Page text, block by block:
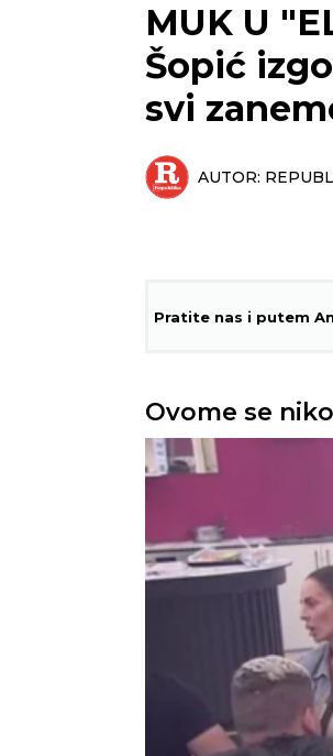
MUK U
Šopić
svi
AUTOR:
Pratite nas i putem
Ovome se